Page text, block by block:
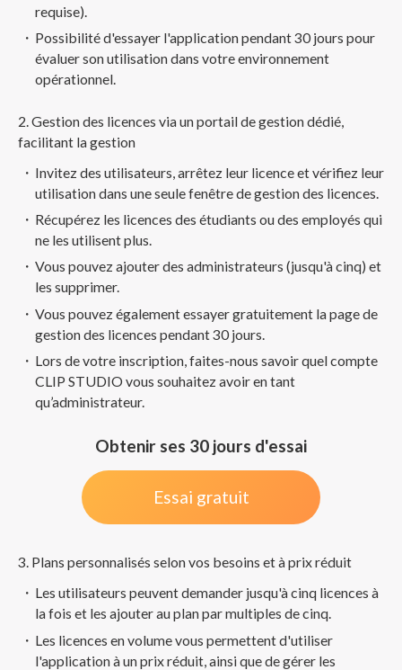
requise).
Possibilité d'essayer l'application pendant 30 jours pour
évaluer son utilisation dans votre environnement
opérationnel.
2. Gestion des licences via un portail de gestion dédié,
facilitant la gestion
Invitez des utilisateurs, arrêtez leur licence et vérifiez leur
utilisation dans une seule fenêtre de gestion des licences.
Récupérez les licences des étudiants ou des employés qui
ne les utilisent plus.
Vous pouvez ajouter des administrateurs (jusqu'à cinq) et
les supprimer.
Vous pouvez également essayer gratuitement la page de
gestion des licences pendant 30 jours.
Lors de votre inscription, faites-nous savoir quel compte
CLIP STUDIO vous souhaitez avoir en tant
qu’administrateur.
Obtenir ses 30 jours d'essai
Essai gratuit
3. Plans personnalisés selon vos besoins et à prix réduit
Les utilisateurs peuvent demander jusqu'à cinq licences à
la fois et les ajouter au plan par multiples de cinq.
Les licences en volume vous permettent d'utiliser
l'application à un prix réduit, ainsi que de gérer les